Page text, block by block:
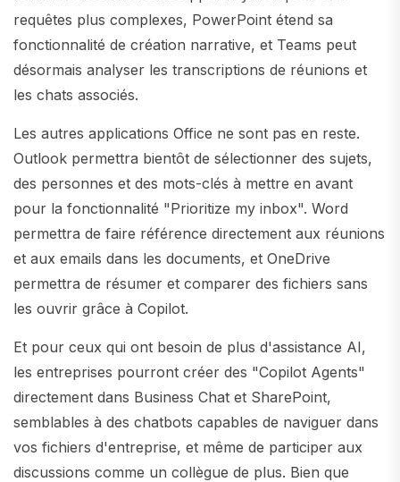
requêtes plus complexes, PowerPoint étend sa
fonctionnalité de création narrative, et Teams peut
désormais analyser les transcriptions de réunions et
les chats associés.
Les autres applications Office ne sont pas en reste.
Outlook permettra bientôt de sélectionner des sujets,
des personnes et des mots-clés à mettre en avant
pour la fonctionnalité "Prioritize my inbox". Word
permettra de faire référence directement aux réunions
et aux emails dans les documents, et OneDrive
permettra de résumer et comparer des fichiers sans
les ouvrir grâce à Copilot.
Et pour ceux qui ont besoin de plus d'assistance AI,
les entreprises pourront créer des "Copilot Agents"
directement dans Business Chat et SharePoint,
semblables à des chatbots capables de naviguer dans
vos fichiers d'entreprise, et même de participer aux
discussions comme un collègue de plus. Bien que